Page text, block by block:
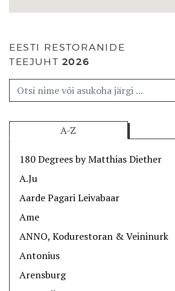
EESTI RESTORANIDE
TEEJUHT 2026
A-Z
180 Degrees by Matthias Diether
A.Ju
Aarde Pagari Leivabaar
Ame
ANNO, Kodurestoran & Veininurk
Antonius
Arensburg